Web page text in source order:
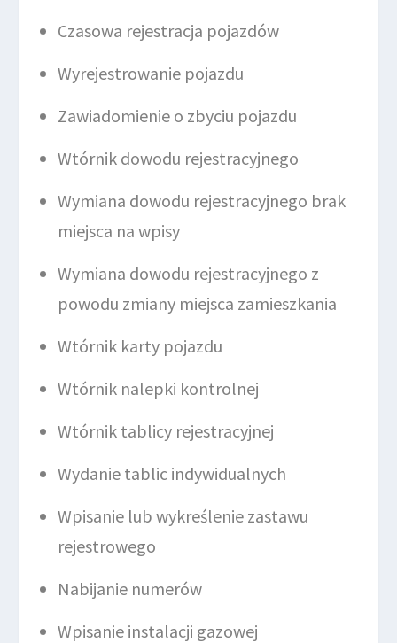
Czasowa rejestracja pojazdów
Wyrejestrowanie pojazdu
Zawiadomienie o zbyciu pojazdu
Wtórnik dowodu rejestracyjnego
Wymiana dowodu rejestracyjnego brak
miejsca na wpisy
Wymiana dowodu rejestracyjnego z
powodu zmiany miejsca zamieszkania
Wtórnik karty pojazdu
Wtórnik nalepki kontrolnej
Wtórnik tablicy rejestracyjnej
Wydanie tablic indywidualnych
Wpisanie lub wykreślenie zastawu
rejestrowego
Nabijanie numerów
Wpisanie instalacji gazowej